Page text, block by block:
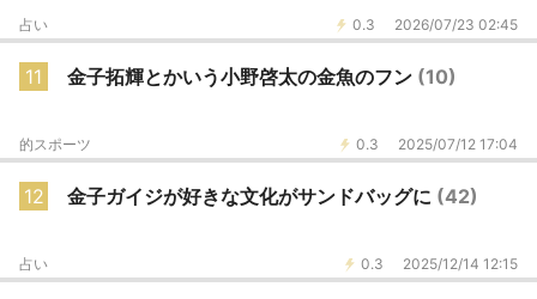
0.3 2026/07/23 02:45
占い
11 金子拓輝とかいう小野啓太の金魚のフン (10)
0.3 2025/07/12 17:04
的スポーツ
12 金子ガイジが好きな文化がサンドバッグに (42)
0.3 2025/12/14 12:15
占い